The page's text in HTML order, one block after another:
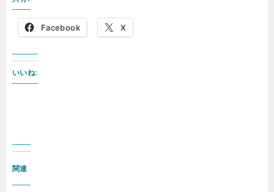
Facebook X
いいね:
関連